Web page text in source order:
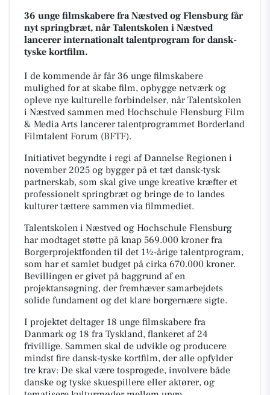
36 unge filmskabere fra Næstved og Flensburg får
nyt springbræt, når Talentskolen i Næstved
lancerer internationalt talentprogram for dansk-
tyske kortfilm.
I de kommende år får 36 unge filmskabere
mulighed for at skabe film, opbygge netværk og
opleve nye kulturelle forbindelser, når Talentskolen
i Næstved sammen med Hochschule Flensburg Film
& Media Arts lancerer talentprogrammet Borderland
Filmtalent Forum (BFTF).
Initiativet begyndte i regi af Dannelse Regionen i
november 2025 og bygger på et tæt dansk-tysk
partnerskab, som skal give unge kreative kræfter et
professionelt springbræt og bringe de to landes
kulturer tættere sammen via filmmediet.
Talentskolen i Næstved og Hochschule Flensburg
har modtaget støtte på knap 569.000 kroner fra
Borgerprojektfonden til det 1½-årige talentprogram,
som har et samlet budget på cirka 670.000 kroner.
Bevillingen er givet på baggrund af en
projektansøgning, der fremhæver samarbejdets
solide fundament og det klare borgernære sigte.
I projektet deltager 18 unge filmskabere fra
Danmark og 18 fra Tyskland, flankeret af 24
frivillige. Sammen skal de udvikle og producere
mindst fire dansk-tyske kortfilm, der alle opfylder
tre krav: De skal være tosprogede, involvere både
danske og tyske skuespillere eller aktører, og